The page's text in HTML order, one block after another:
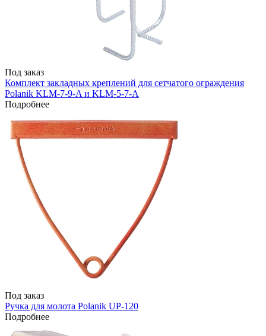
Под заказ
Комплект закладных креплений для сетчатого ограждения
Polanik KLM-7-9-A и KLM-5-7-А
Подробнее
Под заказ
Ручка для молота Polanik UP-120
Подробнее